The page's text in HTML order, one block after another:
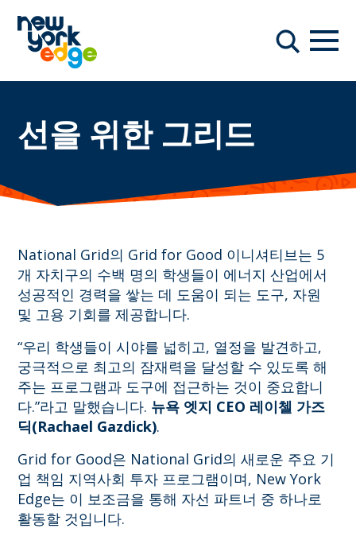
찾다
항해
선을 위한 그리드
National Grid의 Grid for Good 이니셔티브는 5
개 자치구의 수백 명의 학생들이 에너지 산업에서
성공적인 경력을 쌓는 데 도움이 되는 도구, 자원
및 고용 기회를 제공합니다.
“우리 학생들이 시야를 넓히고, 열정을 발견하고,
궁극적으로 최고의 잠재력을 달성할 수 있도록 해
주는 프로그램과 도구에 접근하는 것이 중요합니
다.”라고 말했습니다. 뉴욕 엣지 CEO 레이첼 가즈
딕(Rachael Gazdick).
Grid for Good은 National Grid의 새로운 주요 기
업 책임 지역사회 투자 프로그램이며, New York
Edge는 이 보조금을 통해 자선 파트너 중 하나로
활동할 것입니다.